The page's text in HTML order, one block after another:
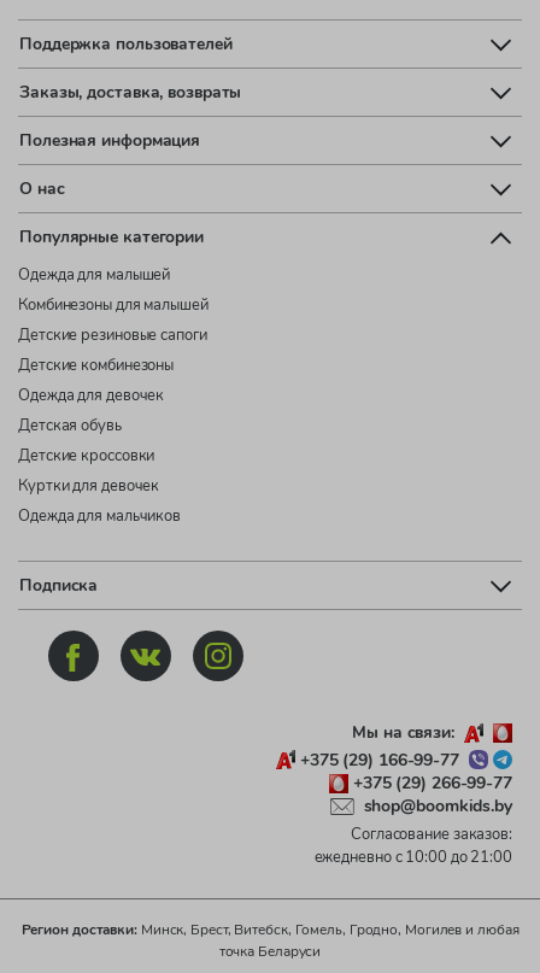
Поддержка пользователей
Заказы, доставка, возвраты
Полезная информация
О нас
Популярные категории
Одежда для малышей
Комбинезоны для малышей
Детские резиновые сапоги
Детские комбинезоны
Одежда для девочек
Детская обувь
Детские кроссовки
Куртки для девочек
Одежда для мальчиков
Подписка
Мы на связи:
+375 (29) 166-99-77
+375 (29) 266-99-77
shop@boomkids.by
Согласование заказов:
ежедневно с 10:00 до 21:00
Регион доставки:Минск, Брест, Витебск, Гомель, Гродно, Могилев и любая
точка Беларуси